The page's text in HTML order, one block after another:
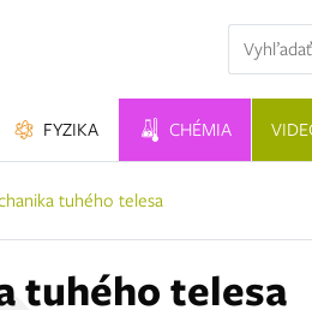
Hľadaná
FYZIKA CHÉMIA
tuhého telesa
tuhého telesa